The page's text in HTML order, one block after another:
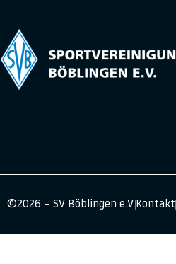
©2026 – SV Böblingen e.V.Kontakt